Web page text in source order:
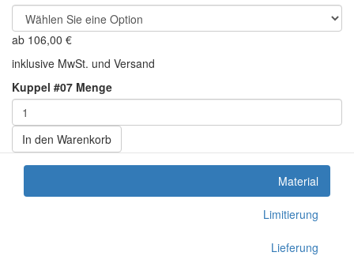
ab 106,00 €
inklusive MwSt. und Versand
Kuppel #07 Menge
In den Warenkorb
Material
Limitierung
Lieferung